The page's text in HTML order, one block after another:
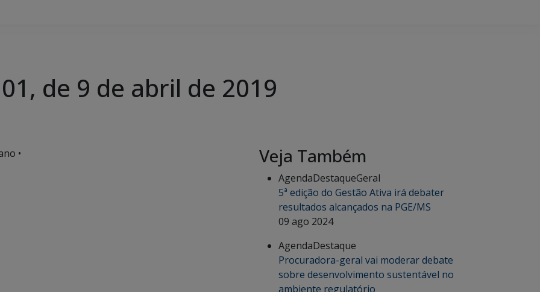
de 9 de abril de 2019
•
Veja Também
AgendaDestaqueGeral
5ª edição do Gestão Ativa irá debater
resultados alcançados na PGE/MS
09 ago 2024
AgendaDestaque
Procuradora-geral vai moderar debate
sobre desenvolvimento sustentável no
ambiente regulatório